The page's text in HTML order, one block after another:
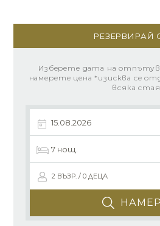
РЕЗЕРВИРАЙ
Изберете дата на
намерете цена *изисква се
всяка стая
2 ВЪЗР. / 0 ДЕЦА